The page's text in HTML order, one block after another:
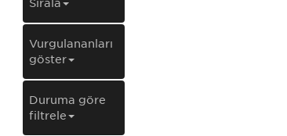
Sırala
Vurgulananları
göster
Duruma göre
filtrele